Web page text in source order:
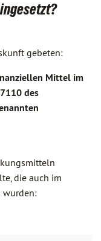
gebeten:
Mittel im
des
die auch im
wurden: